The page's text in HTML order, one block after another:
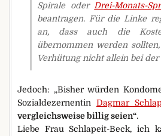
Spirale oder Drei-Monats-
beantragen. Für die Linke
an, dass auch die
übernommen werden
Verhütung nicht allein bei der
Jedoch: „Bisher würden
Sozialdezernentin Dagmar
vergleichsweise billig seien“.
Liebe Frau Schlapeit-Beck, ich